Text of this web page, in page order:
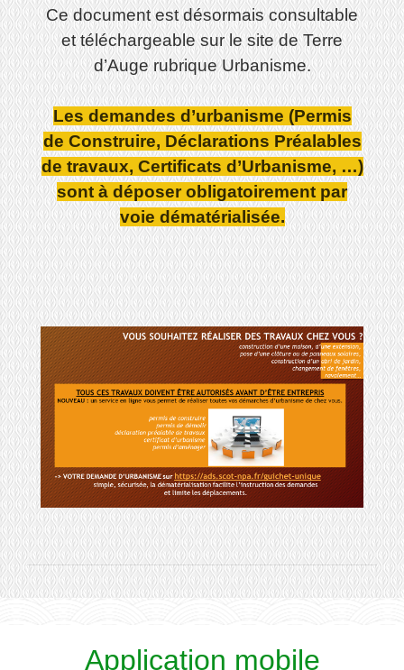
Ce document est désormais consultable
et téléchargeable sur le site de Terre
d’Auge rubrique Urbanisme.
Les demandes d’urbanisme (Permis
de Construire, Déclarations Préalables
de travaux, Certificats d’Urbanisme, …)
sont à déposer obligatoirement par
voie dématérialisée.
Application mobile